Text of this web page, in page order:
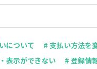
について # 支払い方法を
表示ができない # 登録情